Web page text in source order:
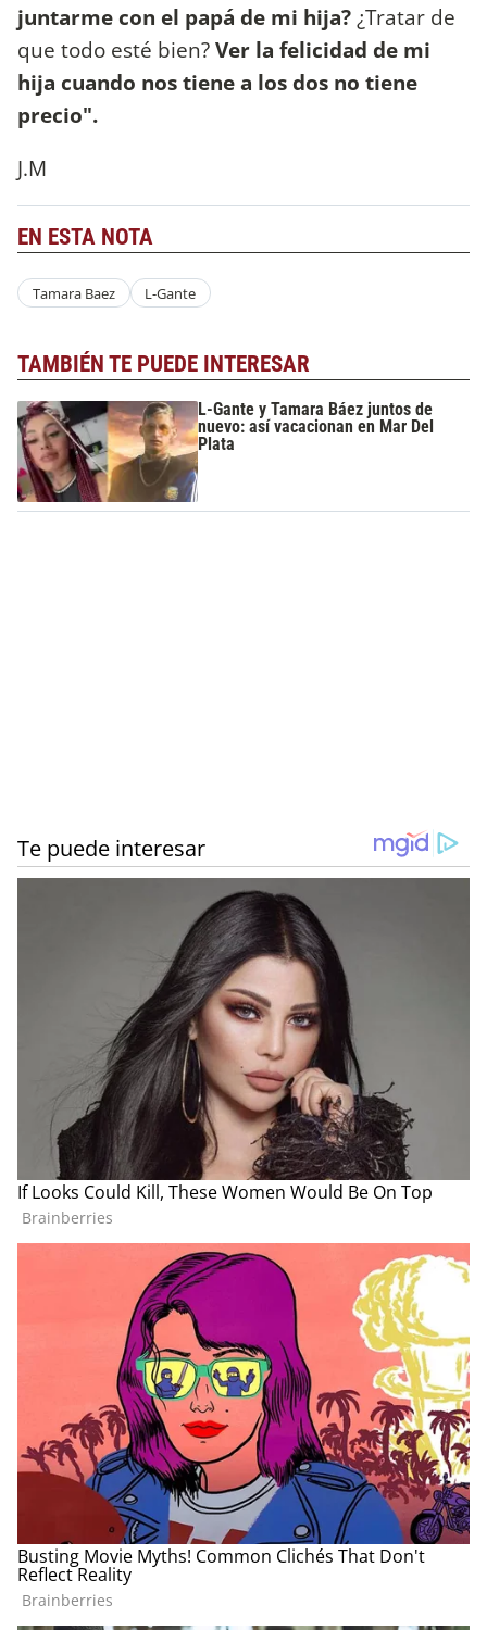
juntarme con el papá de mi hija?¿Tratar de
que todo esté bien?Ver la felicidad de mi
hija cuando nos tiene a los dos no tiene
precio".
J.M
EN ESTA NOTA
Tamara Baez L-Gante
TAMBIÉN TE PUEDE INTERESAR
L-Gante y Tamara Báez juntos de
nuevo: así vacacionan en Mar Del
Plata